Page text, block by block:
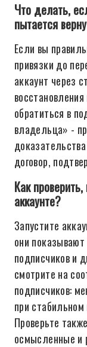
Что делать,
пытается
Если вы
привязки до
аккаунт через
обратиться в
владельца» -
договор,
Как
аккаунте?
Запустите
они
подписчиков и
смотрите на
подписчиков:
при стабильном
Проверьте
осмысленные и